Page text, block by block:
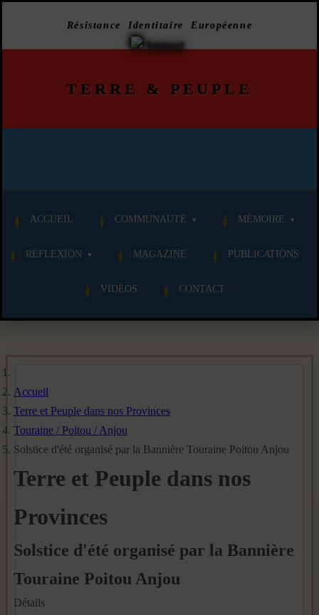
Résistance Identitaire Européenne
TERRE & PEUPLE
ACCUEIL COMMUNAUTÉ MÉMOIRE
RÉFLEXION MAGAZINE PUBLICATIONS
VIDÉOS CONTACT
Accueil
Terre et Peuple dans nos Provinces
Touraine / Poitou / Anjou
Solstice d'été organisé par la Bannière Touraine Poitou Anjou
Terre et Peuple dans nos
Provinces
Solstice d'été organisé par la Bannière
Touraine Poitou Anjou
Détails